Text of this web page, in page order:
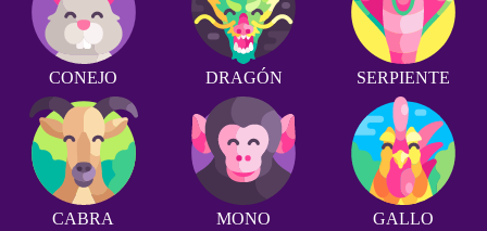
CONEJO DRAGÓN SERPIENTE
CABRA MONO GALLO